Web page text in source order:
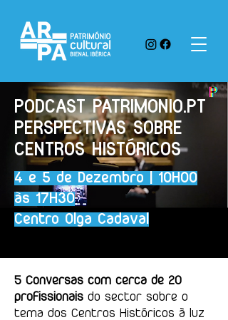
PODCAST PATRIMONIO.PT
PERSPECTIVAS SOBRE
CENTROS HISTÓRICOS
4 e 5 de Dezembro | 10H00
às 17H30
Centro Olga Cadaval
5 Conversas com cerca de 20
profissionais do sector sobre o
tema dos Centros Históricos à luz